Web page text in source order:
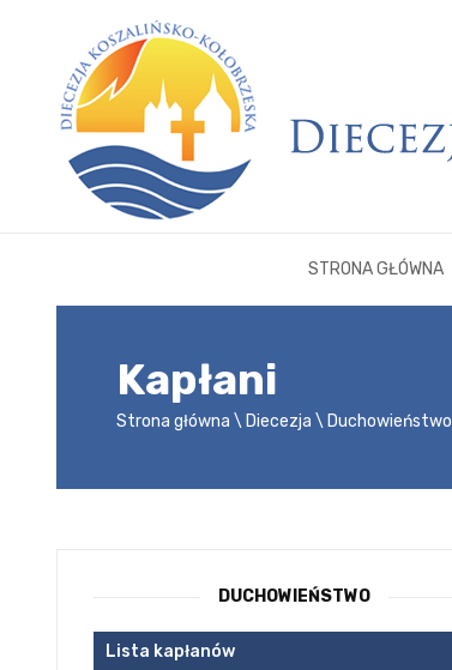
STRONA GŁÓWNA
Kapłani
Strona główna Diecezja Duchowieństwo
DUCHOWIEŃSTWO
Lista kapłanów